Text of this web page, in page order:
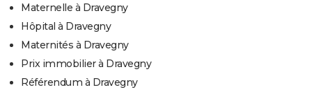
Maternelle à Dravegny
Hôpital à Dravegny
Maternités à Dravegny
Prix immobilier à Dravegny
Référendum à Dravegny